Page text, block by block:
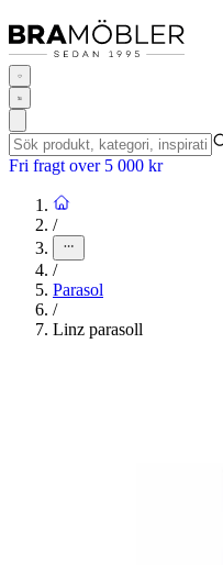
Fri fragt over 5 000 kr
/
/
Parasol
/
Linz parasoll